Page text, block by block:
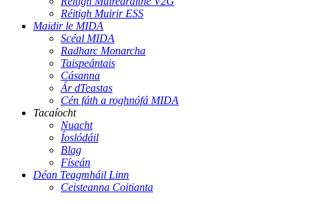
Réitigh Muirir ESS
Maidir le MIDA
Scéal MIDA
Radharc Monarcha
Taispeántais
Cásanna
Ár dTeastas
Cén fáth a roghnófá MIDA
Tacaíocht
Nuacht
Íoslódáil
Blag
Físeán
Déan Teagmháil Linn
Ceisteanna Coitianta